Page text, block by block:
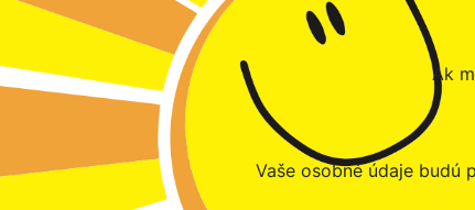
Ak
Vaše osobné údaje budú